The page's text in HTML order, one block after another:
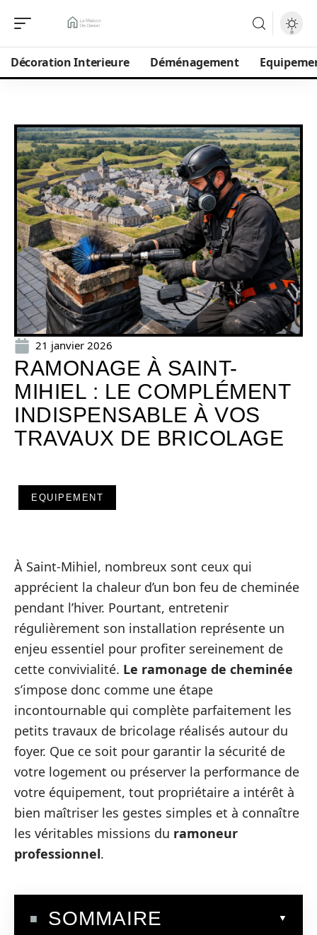
Décoration Interieure Déménagement
21 janvier 2026
RAMONAGE À SAINT-
MIHIEL : LE COMPLÉMENT
INDISPENSABLE À VOS
TRAVAUX DE BRICOLAGE
EQUIPEMENT
À Saint-Mihiel, nombreux sont ceux qui
apprécient la chaleur d’un bon feu de cheminée
pendant l’hiver. Pourtant, entretenir
régulièrement son installation représente un
enjeu essentiel pour profiter sereinement de
cette convivialité. Le ramonage de cheminée
s’impose donc comme une étape
incontournable qui complète parfaitement les
petits travaux de bricolage réalisés autour du
foyer. Que ce soit pour garantir la sécurité de
votre logement ou préserver la performance de
votre équipement, tout propriétaire a intérêt à
bien maîtriser les gestes simples et à connaître
les véritables missions du ramoneur
professionnel.
SOMMAIRE